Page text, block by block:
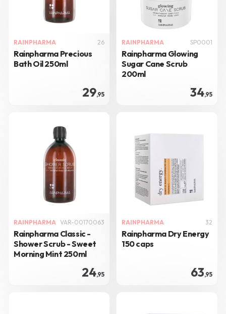
RAINPHARMA 26
Rainpharma Precious
Bath Oil 250ml
29,95
RAINPHARMA SP0001
Rainpharma Glowing
Sugar Cane Scrub
200ml
34,95
RAINPHARMA VAR-00170063
Rainpharma Classic -
Shower Scrub - Sweet
Morning Mint 250ml
24,95
RAINPHARMA 32
Rainpharma Dry Energy
150 caps
63,95